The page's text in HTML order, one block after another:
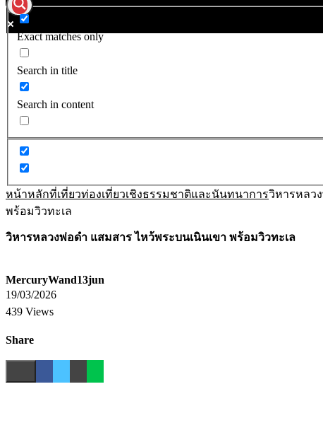
Exact matches only
Search in title
Search in content
หน้าหลักที่เที่ยวท่องเที่ยวเชิงธรรมชาติและนันทนาการวิหารหลว
พร้อมวิวทะเล
วิหารหลวงพ่อดำ แสมสาร ไหว้พระบนเนินเขา พร้อมวิวทะเล
MercuryWand13jun
19/03/2026
439 Views
Share